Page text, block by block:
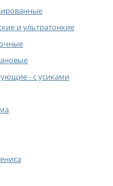
и ультратонкие
- с усиками